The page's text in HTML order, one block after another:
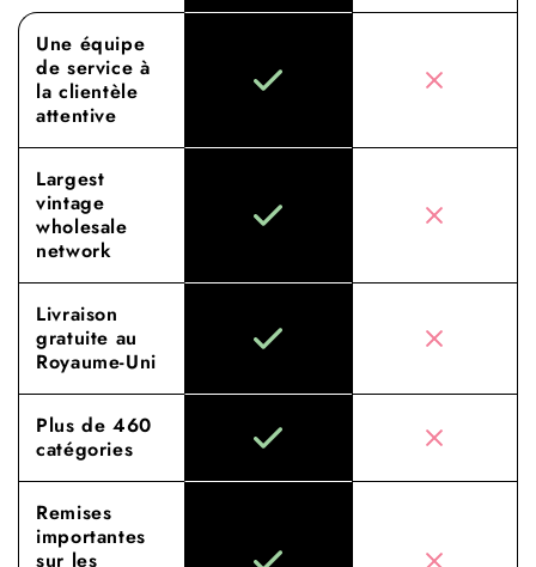
Une équipe
de service à
la clientèle
attentive
Largest
vintage
wholesale
network
Livraison
gratuite au
Royaume-Uni
Plus de 460
catégories
Remises
importantes
sur les